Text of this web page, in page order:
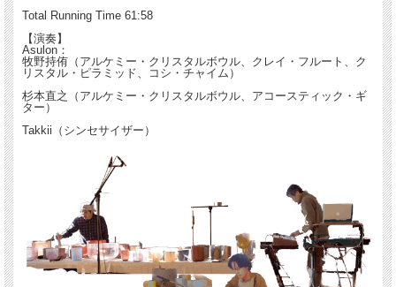
Total Running Time 61:58
【演奏】
Asulon：
牧野持侑（アルケミー・クリスタルボウル、クレイ・フルート、ク
リスタル・ピラミッド、コシ・チャイム）
杉本直之（アルケミー・クリスタルボウル、アコースティック・ギ
ター）
Takkii（シンセサイザー）